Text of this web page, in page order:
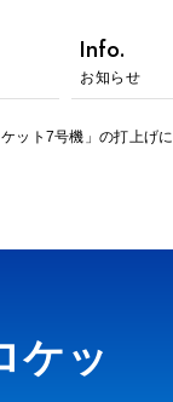
Info.
お知らせ
ット7号機」の打上げ
ケッ